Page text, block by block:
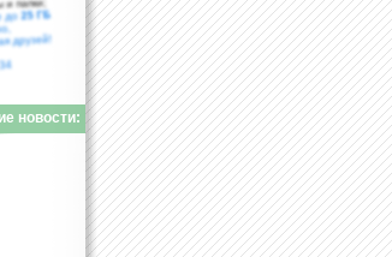
папки;
до25 ГБ
друзей!
новости: